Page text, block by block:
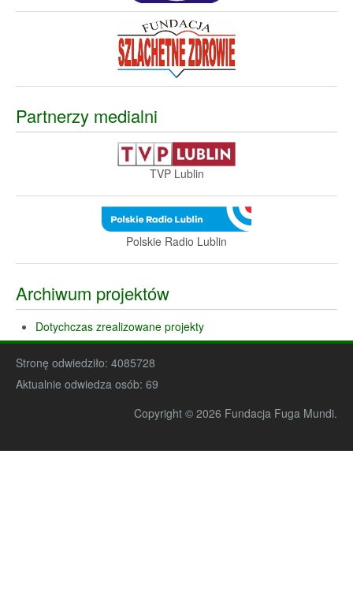
Partnerzy medialni
TVP Lublin
Polskie Radio Lublin
Archiwum projektów
Dotychczas zrealizowane projekty
Stronę odwiedziło: 4085728
Aktualnie odwiedza osób: 69
Copyright © 2026 Fundacja Fuga Mundi.